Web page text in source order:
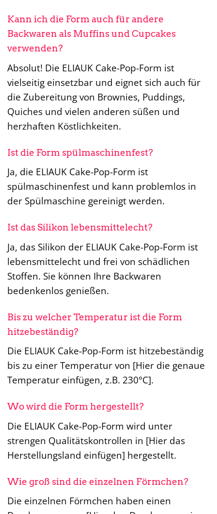
Kann ich die Form auch für andere
Backwaren als Muffins und Cupcakes
verwenden?
Absolut! Die ELIAUK Cake-Pop-Form ist
vielseitig einsetzbar und eignet sich auch für
die Zubereitung von Brownies, Puddings,
Quiches und vielen anderen süßen und
herzhaften Köstlichkeiten.
Ist die Form spülmaschinenfest?
Ja, die ELIAUK Cake-Pop-Form ist
spülmaschinenfest und kann problemlos in
der Spülmaschine gereinigt werden.
Ist das Silikon lebensmittelecht?
Ja, das Silikon der ELIAUK Cake-Pop-Form ist
lebensmittelecht und frei von schädlichen
Stoffen. Sie können Ihre Backwaren
bedenkenlos genießen.
Bis zu welcher Temperatur ist die Form
hitzebeständig?
Die ELIAUK Cake-Pop-Form ist hitzebeständig
bis zu einer Temperatur von [Hier die genaue
Temperatur einfügen, z.B. 230°C].
Wo wird die Form hergestellt?
Die ELIAUK Cake-Pop-Form wird unter
strengen Qualitätskontrollen in [Hier das
Herstellungsland einfügen] hergestellt.
Wie groß sind die einzelnen Förmchen?
Die einzelnen Förmchen haben einen